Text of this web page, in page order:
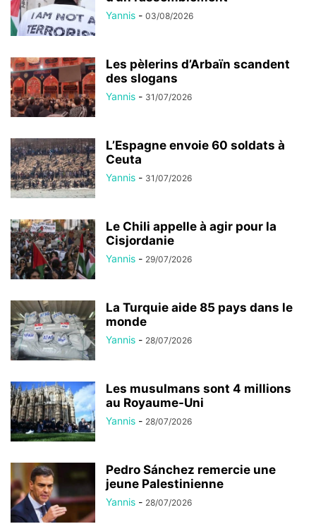
Yannis - 03/08/2026
Les pèlerins d’Arbaïn scandent
des slogans
Yannis - 31/07/2026
L’Espagne envoie 60 soldats à
Ceuta
Yannis - 31/07/2026
Le Chili appelle à agir pour la
Cisjordanie
Yannis - 29/07/2026
La Turquie aide 85 pays dans le
monde
Yannis - 28/07/2026
Les musulmans sont 4 millions
au Royaume-Uni
Yannis - 28/07/2026
Pedro Sánchez remercie une
jeune Palestinienne
Yannis - 28/07/2026